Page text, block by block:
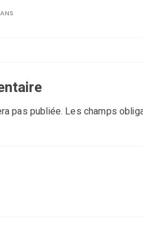
pas publiée. Les champs